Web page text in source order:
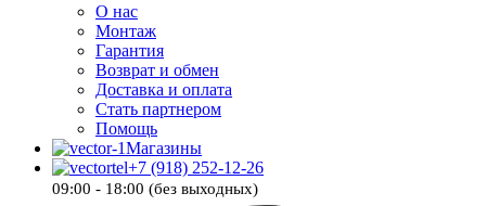
О нас
Монтаж
Гарантия
Возврат и обмен
Доставка и оплата
Стать партнером
Помощь
Магазины
+7 (918) 252-12-26
09:00 - 18:00 (без выходных)